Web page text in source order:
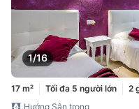
1/16
17 m² Tối đa 5 người lớn
2
Hướng Sân trong